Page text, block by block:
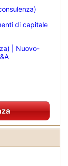
di capitale
| Nuovo-